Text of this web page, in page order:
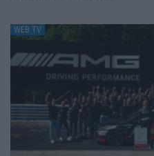
WEB TV